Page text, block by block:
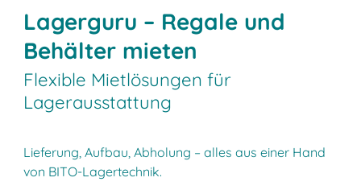
Lagerguru – Regale und
Behälter mieten
Flexible Mietlösungen für
Lagerausstattung
Lieferung, Aufbau, Abholung – alles aus einer Hand
von BITO-Lagertechnik.